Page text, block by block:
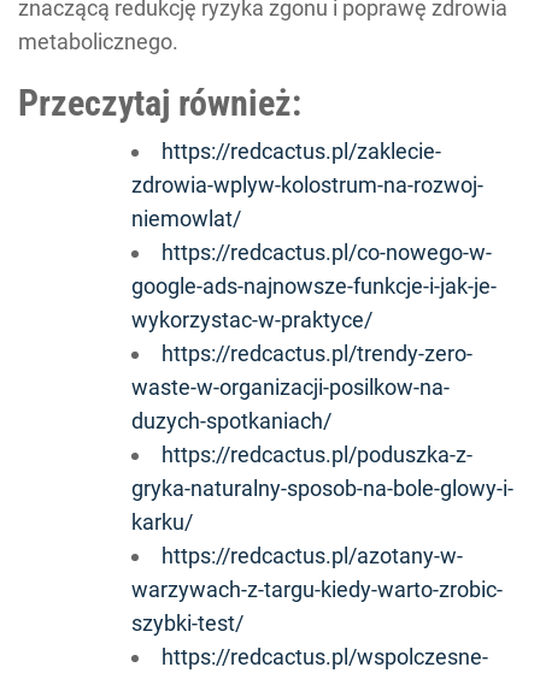
znaczącą redukcję ryzyka zgonu i poprawę zdrowia
metabolicznego.
Przeczytaj również:
https://redcactus.pl/zaklecie-
zdrowia-wplyw-kolostrum-na-rozwoj-
niemowlat/
https://redcactus.pl/co-nowego-w-
google-ads-najnowsze-funkcje-i-jak-je-
wykorzystac-w-praktyce/
https://redcactus.pl/trendy-zero-
waste-w-organizacji-posilkow-na-
duzych-spotkaniach/
https://redcactus.pl/poduszka-z-
gryka-naturalny-sposob-na-bole-glowy-i-
karku/
https://redcactus.pl/azotany-w-
warzywach-z-targu-kiedy-warto-zrobic-
szybki-test/
https://redcactus.pl/wspolczesne-